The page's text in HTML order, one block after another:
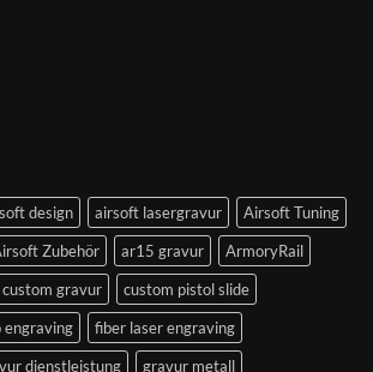
design airsoft lasergravur
Airsoft Tuning
Zubehör ar15 gravur
ArmoryRail
custom gravur
custom pistol slide
engraving
fiber laser engraving
dienstleistung
gravur metall